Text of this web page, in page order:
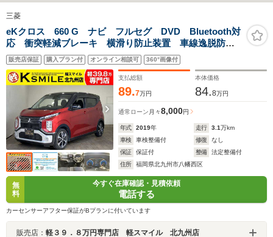
三菱
eKクロス 660 G ナビ フルセグ DVD Bluetooth対
応 衝突軽減ブレーキ 横滑り防止装置 車線逸脱防止
装置 障害物センサー 前席シートヒーター 純正アル
ミホイール LEDヘッドライト スマートキー
販売店保証 購入プラン付 オンライン相談可 360°画像付
支払総額
89.7万円
本体価格
84.8万円
通常ローン 月々8,000円
年式 2019年 走行 3.1万km
車検
車検整備付 修復
なし
保証
保証付 整備
法定整備付
住所
福岡県北九州市八幡西区
無
料
今すぐ在庫確認・見積依頼
電話する
カーセンサーアフター保証がBプランに付いています
販売店： 軽３９．８万円専門店 軽スマイル 北九州店